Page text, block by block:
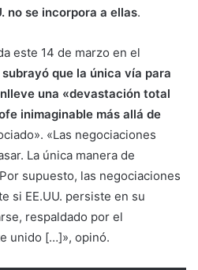
no se incorpora a ellas.
este 14 de marzo en el
subrayó que la única vía para
una «devastación total
inimaginable más allá de
«Las negociaciones
La única manera de
supuesto, las negociaciones
si EE.UU. persiste en su
respaldado por el
unido […]», opinó.